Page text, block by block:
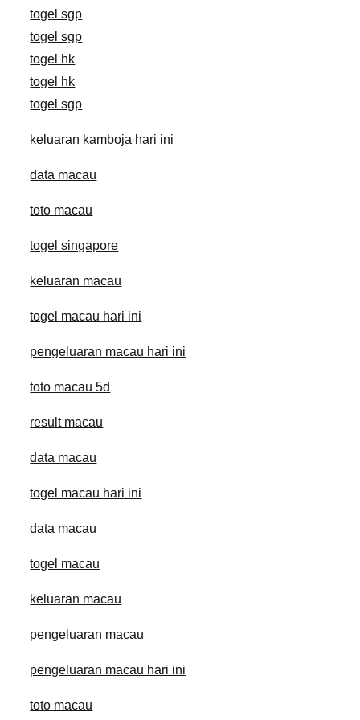
togel sgp
togel sgp
togel hk
togel hk
togel sgp
keluaran kamboja hari ini
data macau
toto macau
togel singapore
keluaran macau
togel macau hari ini
pengeluaran macau hari ini
toto macau 5d
result macau
data macau
togel macau hari ini
data macau
togel macau
keluaran macau
pengeluaran macau
pengeluaran macau hari ini
toto macau